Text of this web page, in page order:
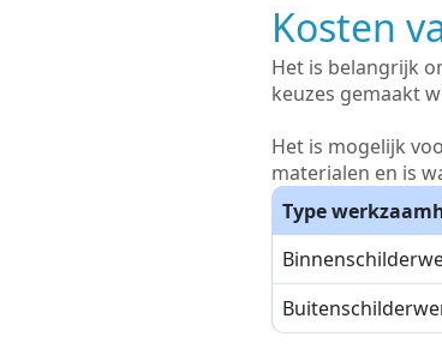
Kosten
Het is belangrijk
keuzes gemaakt
Het is mogelijk
materialen en is
Type